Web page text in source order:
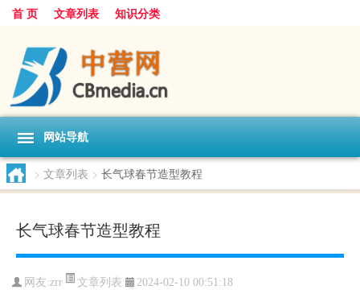
首 页 文章列表 知识分类
网站导航
> 文章列表 > 长气球春节造型教程
长气球春节造型教程
网友:zrr 文章列表 2024-02-10 00:51:18